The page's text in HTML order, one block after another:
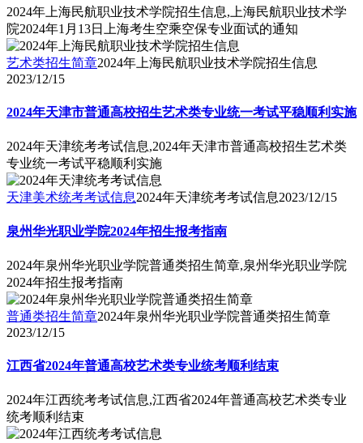
2024年上海民航职业技术学院招生信息,上海民航职业技术学
院2024年1月13日上海考生空乘空保专业面试的通知
艺术类招生简章2024年上海民航职业技术学院招生信息
2023/12/15
2024年天津市普通高校招生艺术类专业统一考试平稳顺利实施
2024年天津统考考试信息,2024年天津市普通高校招生艺术类
专业统一考试平稳顺利实施
天津美术统考考试信息2024年天津统考考试信息2023/12/15
泉州华光职业学院2024年招生报考指南
2024年泉州华光职业学院普通类招生简章,泉州华光职业学院
2024年招生报考指南
普通类招生简章2024年泉州华光职业学院普通类招生简章
2023/12/15
江西省2024年普通高校艺术类专业统考顺利结束
2024年江西统考考试信息,江西省2024年普通高校艺术类专业
统考顺利结束